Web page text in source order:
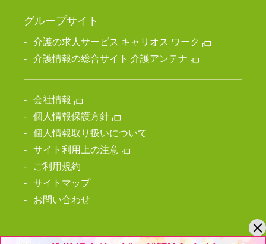
グループサイト
介護の求人サービス キャリオス ワーク
介護情報の総合サイト 介護アンテナ
会社情報
個人情報保護方針
個人情報取り扱いについて
サイト利用上の注意
ご利用規約
サイトマップ
お問い合わせ